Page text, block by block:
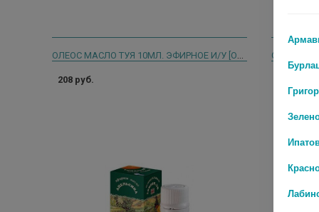
ОЛЕОС МАСЛО ТУЯ 10МЛ. ЭФИРНОЕ И/У [OLEOS] АСПЕРА
208 руб.
ОЛЕОС